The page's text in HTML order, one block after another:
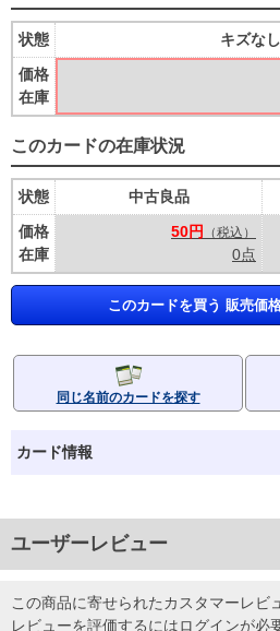
状態
価格
在庫
キズな
このカードの在庫状況
状態
価格
在庫
中古良品
50円
（税込）
0点
このカードを買う 販売価
同じ名前のカードを探す
カード情報
ユーザーレビュー
この商品に寄せられたカスタマーレビ
レビューを評価するにはログインが必